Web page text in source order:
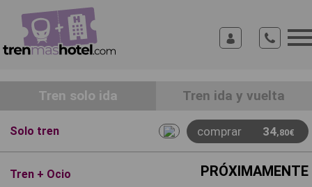
Ofertas en tren AVE desde Madrid a Castellón
Aprovecha nuestro chollos por compra anticipada
Tren solo ida Tren ida y vuelta
Solo tren comprar 34,80€
Tren + Ocio PRÓXIMAMENTE